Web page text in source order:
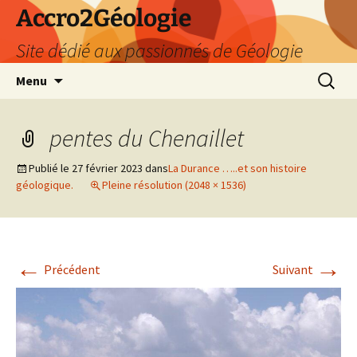
Accro2Géologie
Site dédié aux passionnés de Géologie
Menu
pentes du Chenaillet
Publié le 27 février 2023 dansLa Durance …..et son histoire
géologique.
Pleine résolution (2048 × 1536)
← Précédent Suivant →